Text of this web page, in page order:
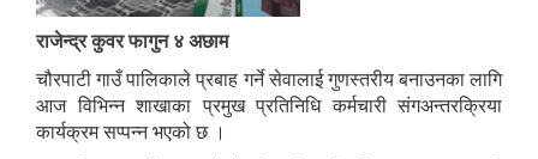
राजेन्द्र कुवर फागुन ४ अछाम
चौरपाटी गाउँ पालिकाले प्रबाह गर्ने सेवालाई गुणस्तरीय बनाउनका लागि
आज विभिन्न शाखाका प्रमुख प्रतिनिधि कर्मचारी संगअन्तरक्रिया
कार्यक्रम सप्पन्न भएको छ ।